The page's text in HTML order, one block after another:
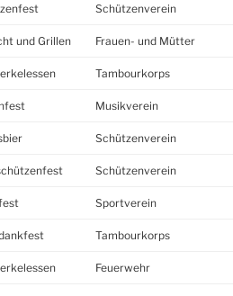
Schützenverein
und Grillen Frauen- und Mütter
Tambourkorps
Musikverein
Schützenverein
Schützenverein
Sportverein
Tambourkorps
Feuerwehr